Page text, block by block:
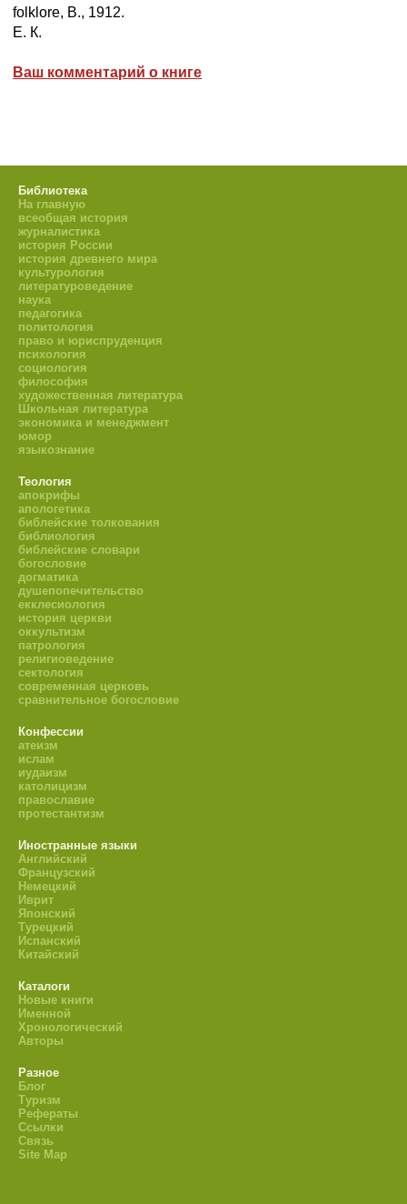
folklore, В., 1912.
Е. К.
Ваш комментарий о книге
Библиотека
На главную
всеобщая история
журналистика
история России
история древнего мира
культурология
литературоведение
наука
педагогика
политология
право и юриспруденция
психология
социология
философия
художественная литература
Школьная литература
экономика и менеджмент
юмор
языкознание
Теология
апокрифы
апологетика
библейские толкования
библиология
библейские словари
богословие
догматика
душепопечительство
екклесиология
история церкви
оккультизм
патрология
религиоведение
сектология
современная церковь
сравнительное богословие
Конфессии
атеизм
ислам
иудаизм
католицизм
православие
протестантизм
Иностранные языки
Английский
Французский
Немецкий
Иврит
Японский
Турецкий
Испанский
Китайский
Каталоги
Новые книги
Именной
Хронологический
Авторы
Разное
Блог
Туризм
Рефераты
Ссылки
Связь
Site Map